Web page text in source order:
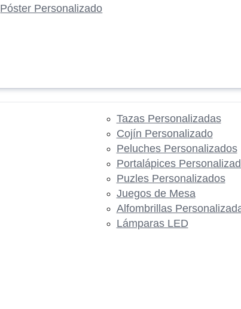
Póster Personalizado
Tazas Personalizadas
Cojín Personalizado
Peluches Personalizados
Portalápices
Puzles Personalizados
Juegos de Mesa
Alfombrillas
Lámparas LED